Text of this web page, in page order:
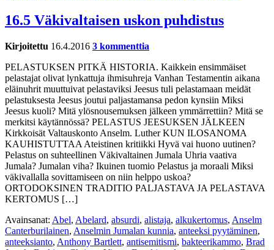
16.5 Väkivaltaisen uskon puhdistus
Kirjoitettu 16.4.2016 3 kommenttia
PELASTUKSEN PITKÄ HISTORIA. Kaikkein ensimmäiset
pelastajat olivat lynkattuja ihmisuhreja Vanhan Testamentin aikana
eläinuhrit muuttuivat pelastaviksi Jeesus tuli pelastamaan meidät
pelastuksesta Jeesus joutui paljastamansa pedon kynsiin Miksi
Jeesus kuoli? Mitä ylösnousemuksen jälkeen ymmärrettiin? Mitä se
merkitsi käytännössä? PELASTUS JEESUKSEN JÄLKEEN
Kirkkoisät Valtauskonto Anselm. Luther KUN ILOSANOMA
KAUHISTUTTAA Ateistinen kritiikki Hyvä vai huono uutinen?
Pelastus on suhteellinen Väkivaltainen Jumala Uhria vaativa
Jumala? Jumalan viha? Ikuinen tuomio Pelastus ja moraali Miksi
väkivallalla sovittamiseen on niin helppo uskoa?
ORTODOKSINEN TRADITIO PALJASTAVA JA PELASTAVA
KERTOMUS […]
Avainsanat: Abel, Abelard, absurdi, alistaja, alkukertomus, Anselm
Canterburilainen, Anselmin Jumalan kunnia, anteeksi pyytäminen,
anteeksianto, Anthony Bartlett, antisemitismi, bakteerikammo, Brad